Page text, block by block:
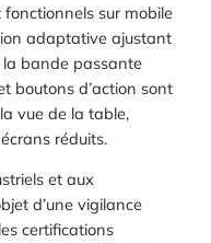
sur mobile
adaptative ajustant
bande passante
boutons d’action sont
vue de la table,
réduits.
et aux
d’une vigilance
certifications